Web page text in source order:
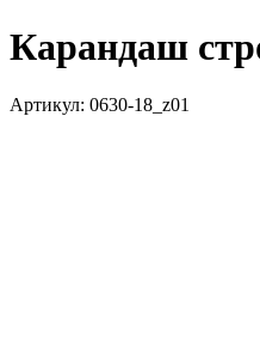
Карандаш
Артикул: 0630-18_z01